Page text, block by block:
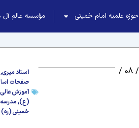
حوزه علمیه امام خمینی مؤسسه عالم
استاد میری؛ 04 / 08 / استاد میری,
صفحات
آموزش
(ع),مدرسه
خمینی (ره)